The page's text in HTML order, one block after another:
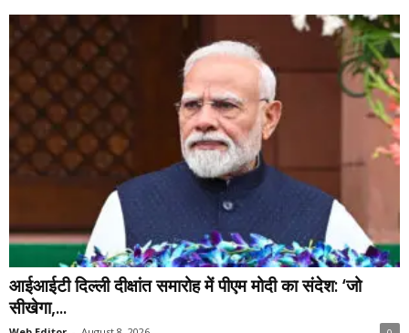
आईआईटी दिल्ली दीक्षांत समारोह में पीएम मोदी का संदेश: ‘जो
सीखेगा,...